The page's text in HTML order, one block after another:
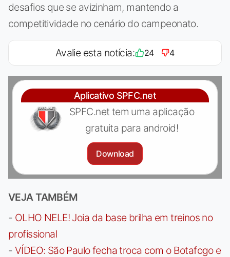
desafios que se avizinham, mantendo a
competitividade no cenário do campeonato.
Avalie esta notícia: 24 4
Aplicativo SPFC.net
SPFC.net tem uma aplicação
gratuita para android!
Download
VEJA TAMBÉM
- OLHO NELE! Joia da base brilha em treinos no
profissional
- VÍDEO: São Paulo fecha troca com o Botafogo e